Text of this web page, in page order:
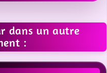
dans un autre
: